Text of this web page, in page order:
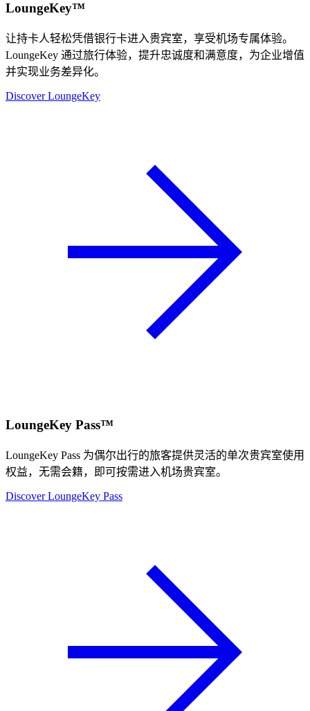
LoungeKey™
让持卡人轻松凭借银行卡进入贵宾室，享受机场专属体验。
LoungeKey 通过旅行体验，提升忠诚度和满意度，为企业增值
并实现业务差异化。
Discover LoungeKey
LoungeKey Pass™
LoungeKey Pass 为偶尔出行的旅客提供灵活的单次贵宾室使用
权益，无需会籍，即可按需进入机场贵宾室。
Discover LoungeKey Pass